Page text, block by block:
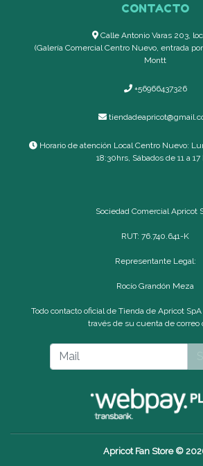
CONTACTO
Calle Antonio Varas 203,
(Galería Comercial Centro Nuevo, entrada
Montt
+56966437326
Horario de atención Local Centro Nuevo:
18:30hrs, Sábados de 11 a 17
Sociedad Comercial Apricot
RUT: 76.740.641-K
Representante Legal:
Rocío Grandón Meza
Todo contacto oficial de Tienda de Apricot
través de su cuenta de correo
Apricot Fan Store ©